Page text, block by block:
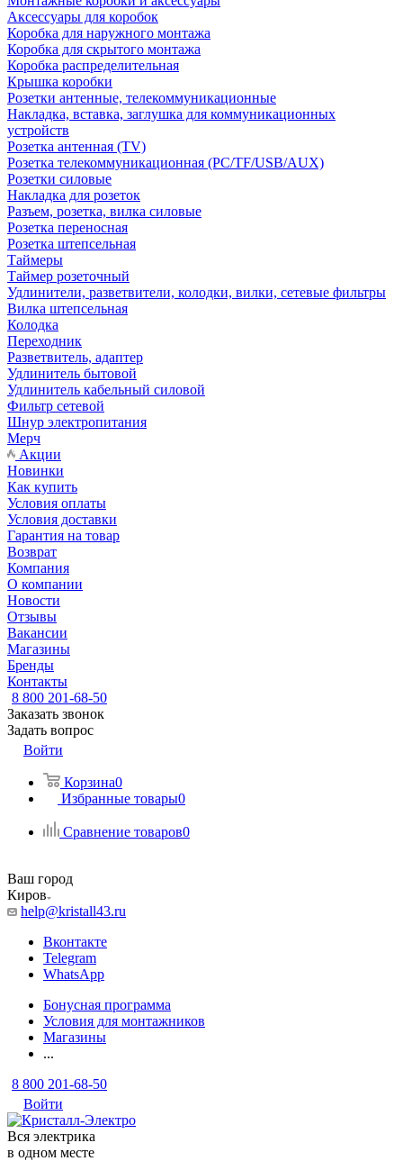
Аксессуары для коробок
Коробка для наружного монтажа
Коробка для скрытого монтажа
Коробка распределительная
Крышка коробки
Розетки антенные, телекоммуникационные
Накладка, вставка, заглушка для коммуникационных
устройств
Розетка антенная (TV)
Розетка телекоммуникационная (PC/TF/USB/AUX)
Розетки силовые
Накладка для розеток
Разъем, розетка, вилка силовые
Розетка переносная
Розетка штепсельная
Таймеры
Таймер розеточный
Удлинители, разветвители, колодки, вилки, сетевые фильтры
Вилка штепсельная
Колодка
Переходник
Разветвитель, адаптер
Удлинитель бытовой
Удлинитель кабельный силовой
Фильтр сетевой
Шнур электропитания
Мерч
Акции
Новинки
Как купить
Условия оплаты
Условия доставки
Гарантия на товар
Возврат
Компания
О компании
Новости
Отзывы
Вакансии
Магазины
Бренды
Контакты
8 800 201-68-50
Заказать звонок
Задать вопрос
Войти
Корзина0
Избранные товары0
Сравнение товаров0
Ваш город
Киров
help@kristall43.ru
Вконтакте
Telegram
WhatsApp
Бонусная программа
Условия для монтажников
Магазины
...
8 800 201-68-50
Войти
Вся электрика
в одном месте